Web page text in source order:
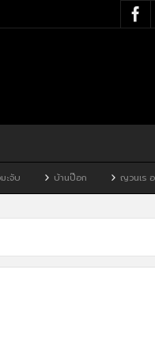
บ้านป๊อก ญวนเร อาหา